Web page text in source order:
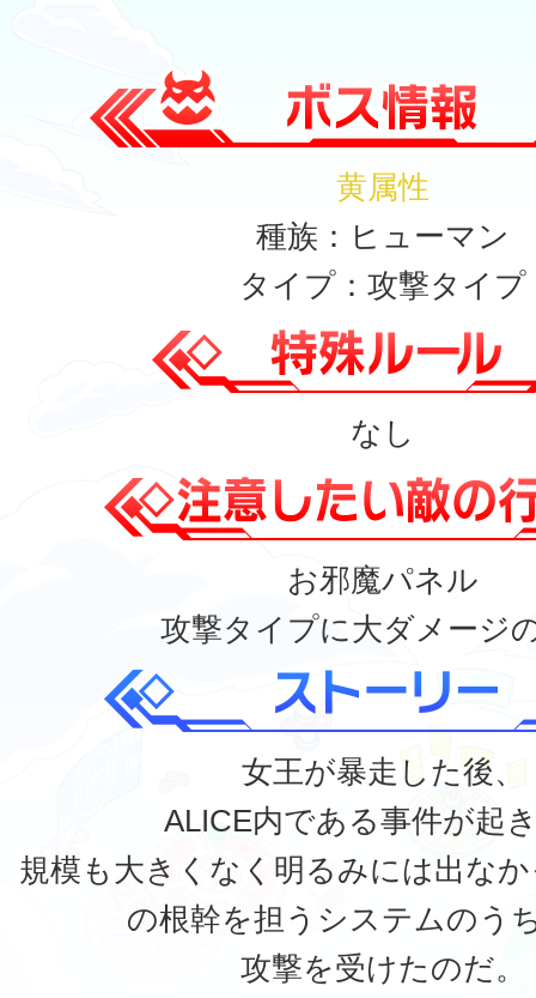
黄属性
種族：ヒューマン
タイプ：攻撃タイプ
なし
お邪魔パネル
攻撃タイプに大ダメージ
女王が暴走した後、
ALICE内である事件が起
規模も大きくなく明るみには出な
の根幹を担うシステムのう
攻撃を受けたのだ。